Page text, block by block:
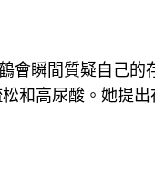
瞬間質疑自己
和高尿酸。她提